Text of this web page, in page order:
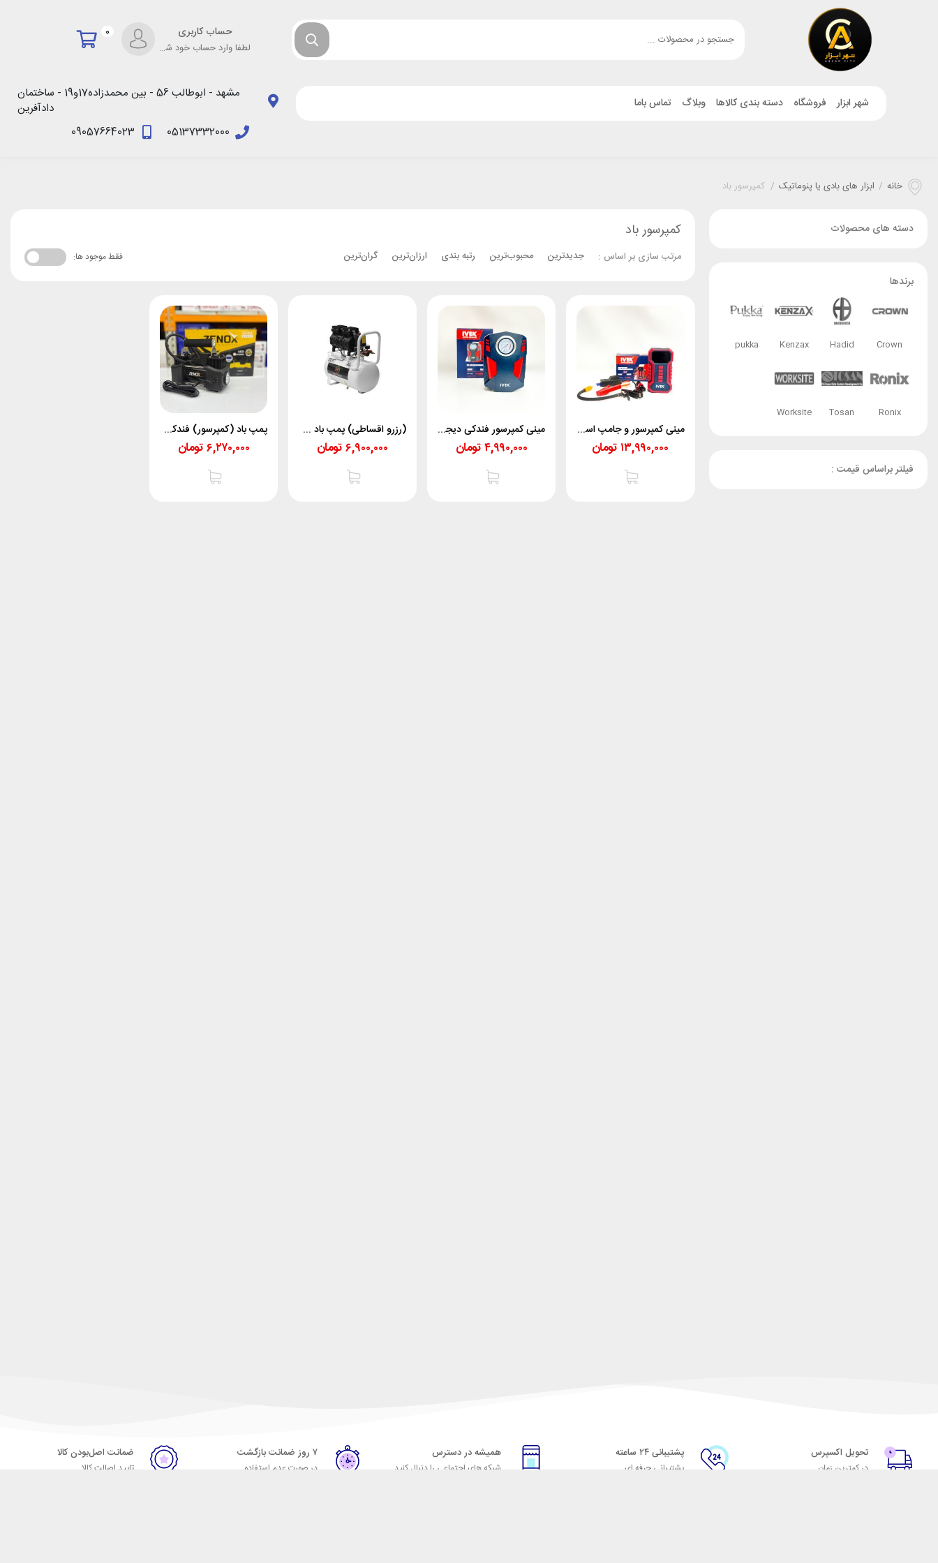
حساب کاربری
لطفا وارد حساب خود شوید!
0
شهر ابزار فروشگاه دسته بندی کالاها وبلاگ تماس باما
مشهد - ابوطالب 56 - بین محمدزاده17و19 - ساختمان
دادآفرین
05137332000
09057664023
خانه / ابزار های بادی یا پنوماتیک / کمپرسور باد
کمپرسور باد
مرتب سازی بر اساس : جدیدترین محبوب‌ترین رتبه بندی ارزان‌ترین گران‌ترین فقط موجود ها:
مینی کمپرسور و جامپ استارتر 4 کاره 6201 ایوک
تومان ۱۳,۹۹۰,۰۰۰
مینی کمپرسور فندکی دیجیتال 6202 ایوک
تومان۴,۹۹۰,۰۰۰
(رزرو اقساطی) پمپ باد 25 لیتری سایلنت رولکس پاور
تومان۶,۹۰۰,۰۰۰
پمپ باد (کمپرسور) فندکی زنوکس
تومان۶,۲۷۰,۰۰۰
دسته های محصولات
برندها
Crown
Hadid
Kenzax
pukka
Ronix
Tosan
Worksite
فیلتر براساس قیمت :
تحویل اکسپرس
در کمترین زمان
پشتیبانی ۲۴ ساعته
پشتیبانی حرفه ای
همیشه در دسترس
شبکه های اجتماعی را دنبال کنید
۷ روز ضمانت بازگشت
در صورت عدم استفاده
ضمانت اصل‌بودن کالا
تایید اصالت کالا